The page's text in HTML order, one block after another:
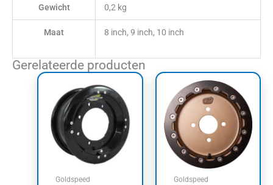
Gewicht 0,2 kg
Maat 8 inch, 9 inch, 10 inch
Gerelateerde producten
Goldspeed Goldspeed